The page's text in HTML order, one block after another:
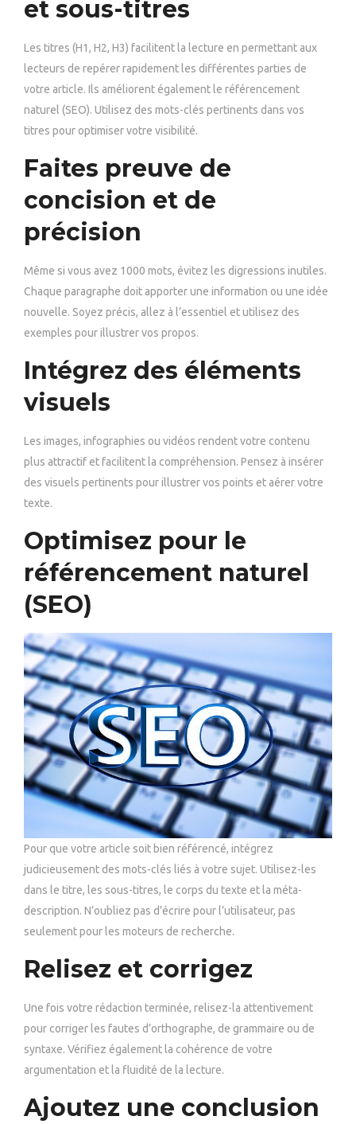
et sous-titres
Les titres (H1, H2, H3) facilitent la lecture en permettant aux
lecteurs de repérer rapidement les différentes parties de
votre article. Ils améliorent également le référencement
naturel (SEO). Utilisez des mots-clés pertinents dans vos
titres pour optimiser votre visibilité.
Faites preuve de
concision et de
précision
Même si vous avez 1000 mots, évitez les digressions inutiles.
Chaque paragraphe doit apporter une information ou une idée
nouvelle. Soyez précis, allez à l’essentiel et utilisez des
exemples pour illustrer vos propos.
Intégrez des éléments
visuels
Les images, infographies ou vidéos rendent votre contenu
plus attractif et facilitent la compréhension. Pensez à insérer
des visuels pertinents pour illustrer vos points et aérer votre
texte.
Optimisez pour le
référencement naturel
(SEO)
Pour que votre article soit bien référencé, intégrez
judicieusement des mots-clés liés à votre sujet. Utilisez-les
dans le titre, les sous-titres, le corps du texte et la méta-
description. N’oubliez pas d’écrire pour l’utilisateur, pas
seulement pour les moteurs de recherche.
Relisez et corrigez
Une fois votre rédaction terminée, relisez-la attentivement
pour corriger les fautes d’orthographe, de grammaire ou de
syntaxe. Vérifiez également la cohérence de votre
argumentation et la fluidité de la lecture.
Ajoutez une conclusion